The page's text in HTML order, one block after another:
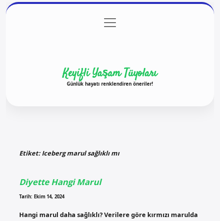
Gizlilik Politikası
menüyü
aç
Keyifli Yaşam Tüyoları
Günlük hayatı renklendiren öneriler!
Etiket:Iceberg marul sağlıklı mı
Diyette Hangi Marul
Tarih: Ekim 14, 2024
Hangi marul daha sağlıklı? Verilere göre kırmızı marulda